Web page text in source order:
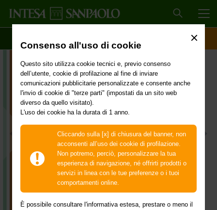
Consenso all'uso di cookie
Questo sito utilizza cookie tecnici e, previo consenso
dell’utente, cookie di profilazione al fine di inviare
comunicazioni pubblicitarie personalizzate e consente anche
l'invio di cookie di "terze parti" (impostati da un sito web
diverso da quello visitato).
L'uso dei cookie ha la durata di 1 anno.
Cliccando sulla [x] di chiusura del banner, non
acconsenti all’uso dei cookie di profilazione.
Non potremo, perciò, personalizzare la tua
esperienza di navigazione, né offrirti prodotti o
servizi in linea con le tue preferenze o i tuoi
comportamenti online.
È possibile consultare l'informativa estesa, prestare o meno il
La Banca digitale del Gruppo
Intesa Sanpaolo
Apri il conto in pochi minuti e scegli il piano
adatto a te.